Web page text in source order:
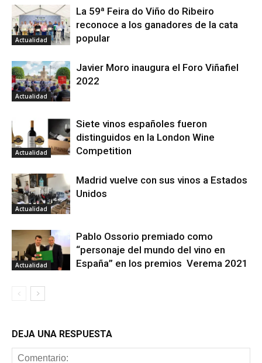
Actualidad
La 59ª Feira do Viño do Ribeiro
reconoce a los ganadores de la cata
popular
Actualidad
Javier Moro inaugura el Foro Viñafiel
2022
Actualidad
Siete vinos españoles fueron
distinguidos en la London Wine
Competition
Actualidad
Madrid vuelve con sus vinos a Estados
Unidos
Actualidad
Pablo Ossorio premiado como
“personaje del mundo del vino en
España” en los premios Verema 2021
DEJA UNA RESPUESTA